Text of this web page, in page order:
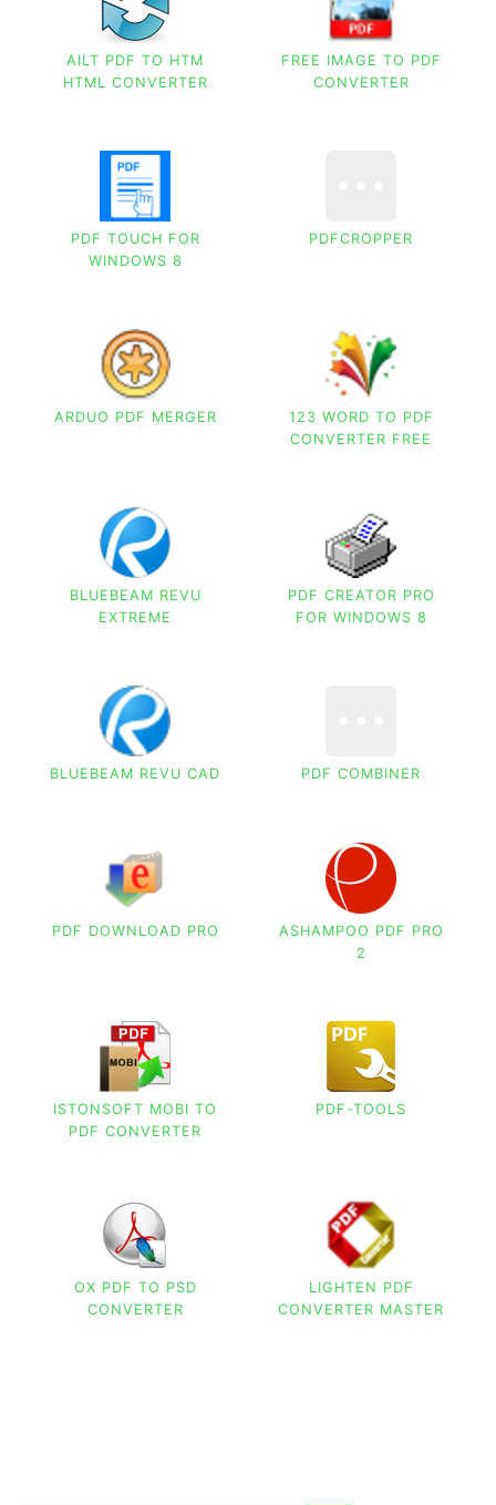
AILT PDF TO HTM
HTML CONVERTER
FREE IMAGE TO PDF
CONVERTER
PDF TOUCH FOR
WINDOWS 8
PDFCROPPER
ARDUO PDF MERGER
123 WORD TO PDF
CONVERTER FREE
BLUEBEAM REVU
EXTREME
PDF CREATOR PRO
FOR WINDOWS 8
BLUEBEAM REVU CAD PDF COMBINER
PDF DOWNLOAD PRO
ASHAMPOO PDF PRO
2
ISTONSOFT MOBI TO
PDF CONVERTER
PDF-TOOLS
OX PDF TO PSD
CONVERTER
LIGHTEN PDF
CONVERTER MASTER